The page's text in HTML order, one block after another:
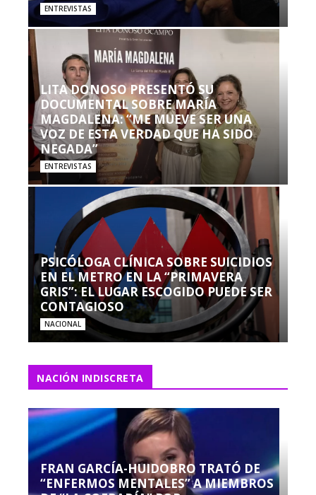
ENTREVISTAS
LITA DONOSO PRESENTÓ SU
DOCUMENTAL SOBRE MARÍA
MAGDALENA: “ME MUEVE SER UNA
VOZ DE ESTA VERDAD QUE HA SIDO
NEGADA”
ENTREVISTAS
PSICÓLOGA CLÍNICA SOBRE SUICIDIOS
EN EL METRO EN LA “PRIMAVERA
GRIS”: EL LUGAR ESCOGIDO PUEDE SER
CONTAGIOSO
NACIONAL
NACIÓN INDISCRETA
FRAN GARCÍA-HUIDOBRO TRATÓ DE
“ENFERMOS MENTALES” A MIEMBROS